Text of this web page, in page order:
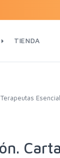
TIENDA
Terapeutas